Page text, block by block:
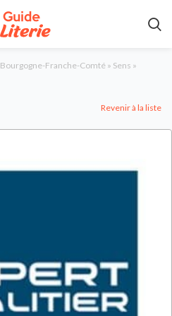
Bourgogne-Franche-Comté » Sens »
Revenir à la liste